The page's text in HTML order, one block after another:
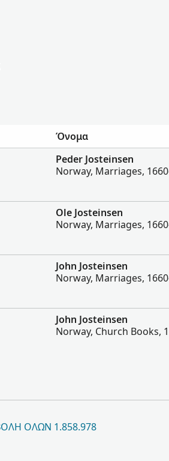
Όνομα
Peder Josteinsen
Norway, Marriages,
Ole Josteinsen
Norway, Marriages,
John Josteinsen
Norway, Marriages,
John Josteinsen
Norway, Church Books,
ΌΛΩΝ 1.858.978